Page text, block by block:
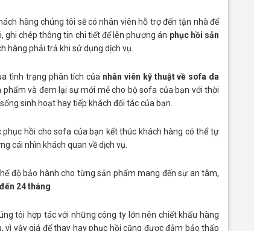
hàng chúng tôi sẽ có nhân viên hỗ trợ đến tận nhà để
chép thông tin chi tiết để lên phương án phục hồi sản
hàng phải trả khi sử dụng dịch vụ.
tình trạng phân tích của nhân viên kỹ thuật về sofa da
và đem lại sự mới mẻ cho bộ sofa của bạn với thời
sinh hoạt hay tiếp khách đối tác của bạn.
phục hồi cho sofa của bạn kết thúc khách hàng có thể tự
cái nhìn khách quan về dịch vụ.
độ bảo hành cho từng sản phẩm mang đến sự an tâm,
24 tháng.
tôi hợp tác với những công ty lớn nên chiết khấu hàng
vì vậy giá để thay hay phục hồi cũng được đảm bảo thấp